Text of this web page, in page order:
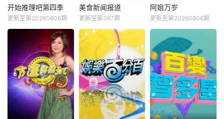
开始推理吧第四季
更新至第20260806期
美食新闻报道
更新至第397期
阿姐万岁
更新至第20260806期